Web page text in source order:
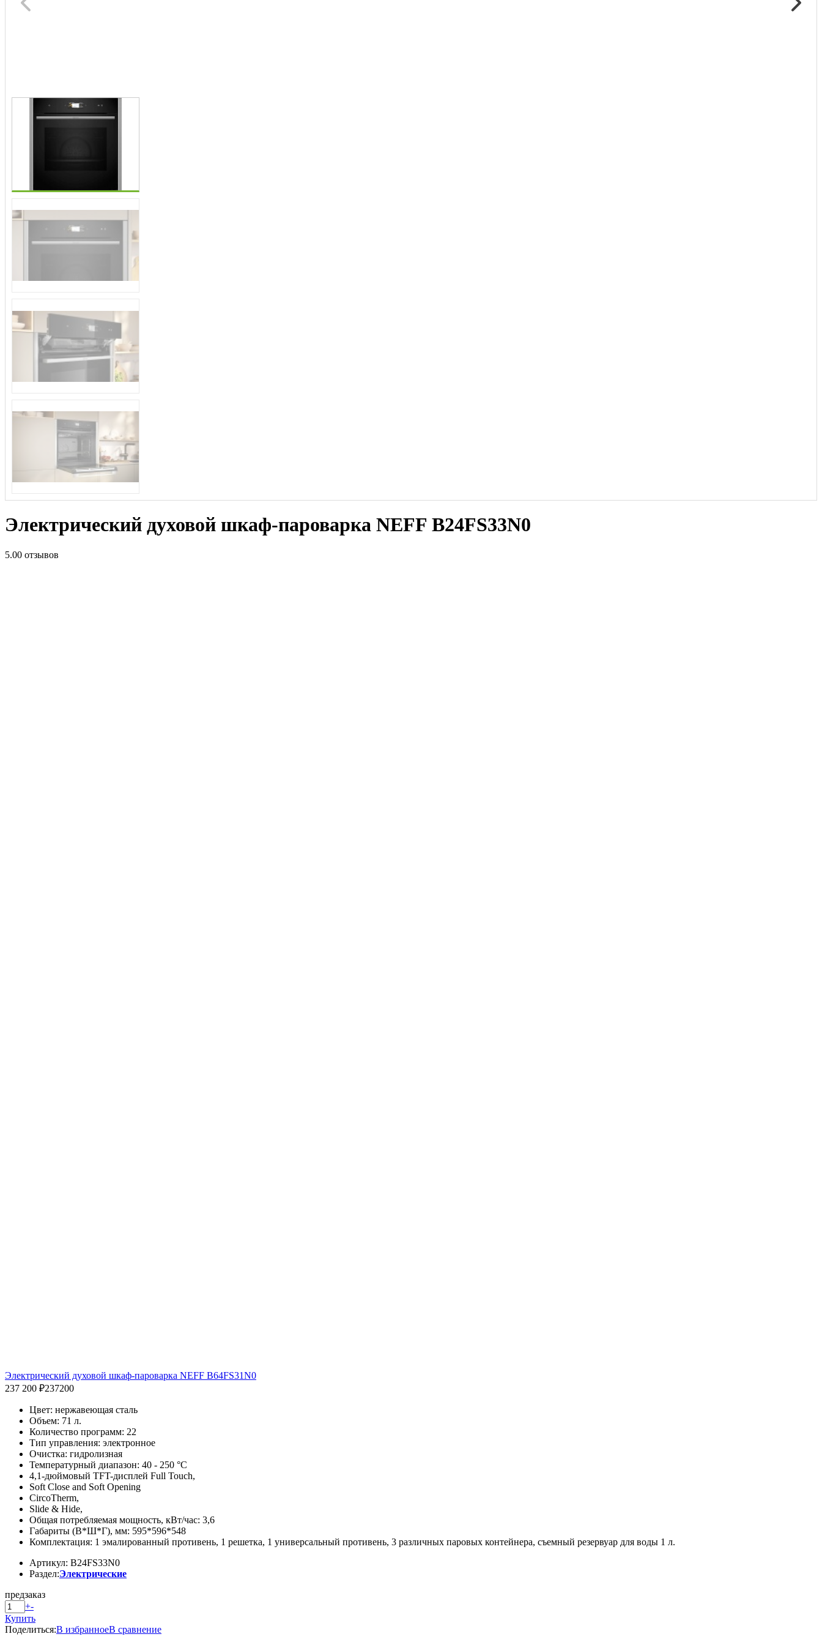
Электрический духовой шкаф-пароварка NEFF B24FS33N0
5.00 отзывов
Электрический духовой шкаф-пароварка NEFF B64FS31N0
237 200 ₽237200
Цвет: нержавеющая сталь
Объем: 71 л.
Количество программ: 22
Тип управления: электронное
Очистка: гидролизная
Температурный диапазон: 40 - 250 °C
4,1-дюймовый TFT-дисплей Full Touch,
Soft Close and Soft Opening
CircoTherm,
Slide & Hide,
Общая потребляемая мощность, кВт/час: 3,6
Габариты (В*Ш*Г), мм: 595*596*548
Комплектация: 1 эмалированный противень, 1 решетка, 1 универсальный противень, 3 различных паровых контейнера, съемный резервуар для воды 1 л.
Артикул: B24FS33N0
Раздел:Электрические
предзаказ
+-
Купить
Поделиться:В избранноеВ сравнение